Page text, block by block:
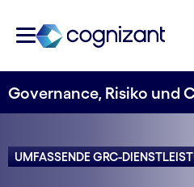
Governance, Risiko und
UMFASSENDE GRC-